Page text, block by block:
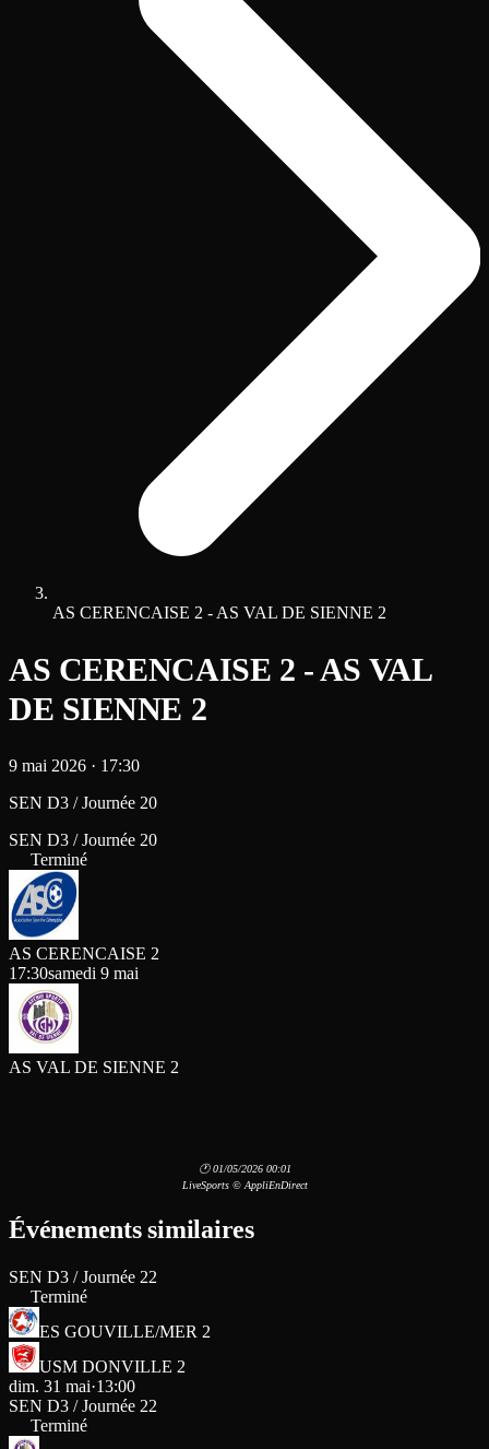
AS CERENCAISE 2 - AS VAL DE SIENNE 2
AS CERENCAISE 2 - AS VAL
DE SIENNE 2
9 mai 2026 · 17:30
SEN D3 / Journée 20
SEN D3 / Journée 20
Terminé
AS CERENCAISE 2
17:30samedi 9 mai
AS VAL DE SIENNE 2
🕐 01/05/2026 00:01
LiveSports © AppliEnDirect
Événements similaires
SEN D3 / Journée 22
Terminé
ES GOUVILLE/MER 2
USM DONVILLE 2
dim. 31 mai·13:00
SEN D3 / Journée 22
Terminé